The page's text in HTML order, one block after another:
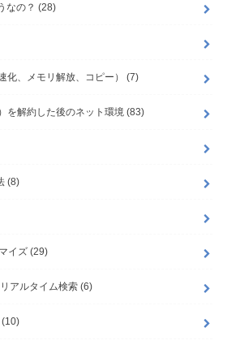
なの？ (28)
化、メモリ解放、コピー） (7)
を解約した後のネット環境 (83)
(8)
イズ (29)
アルタイム検索 (6)
(10)